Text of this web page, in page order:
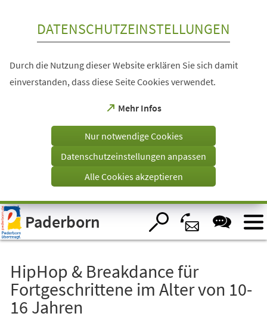
Visuelle
Assistenzsoftware
öffnen.
DATENSCHUTZEINSTELLUNGEN
Durch die Nutzung dieser Website erklären Sie sich damit
einverstanden, dass diese Seite Cookies verwendet.
Mehr Infos
(Öffnet
einem
Tab)
Nur notwendige Cookies
Datenschutzeinstellungen anpassen
Alle Cookies akzeptieren
Paderborn
HipHop & Breakdance für
Fortgeschrittene im Alter von 10-
16 Jahren